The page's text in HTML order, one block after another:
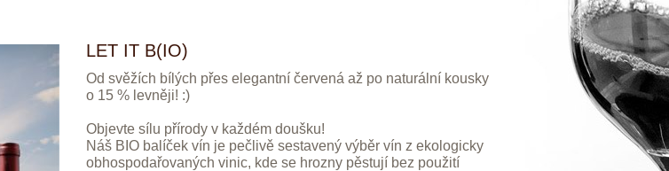
LET IT B(IO)
Od svěžích bílých přes elegantní červená až po naturální kousky
o 15 % levněji! :)
Objevte sílu přírody v každém doušku!
Náš BIO balíček vín je pečlivě sestavený výběr vín z ekologicky
obhospodařovaných vinic, kde se hrozny pěstují bez použití